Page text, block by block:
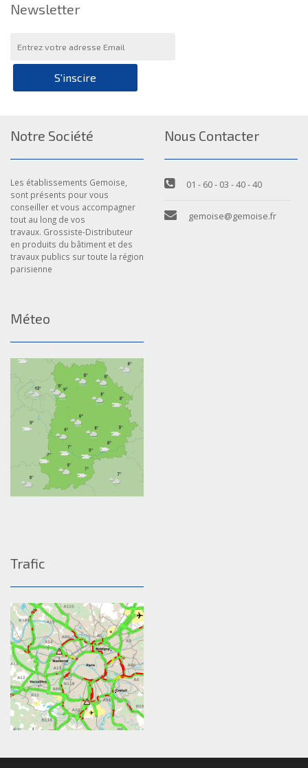
Newsletter
S'inscire
Notre Société
Les établissements Gemoise,
sont présents pour vous
conseiller et vous accompagner
tout au long de vos
travaux. Grossiste-Distributeur
en produits du bâtiment et des
travaux publics sur toute la région
parisienne
Nous Contacter
01 - 60 - 03 - 40 - 40
gemoise@gemoise.fr
Méteo
Trafic